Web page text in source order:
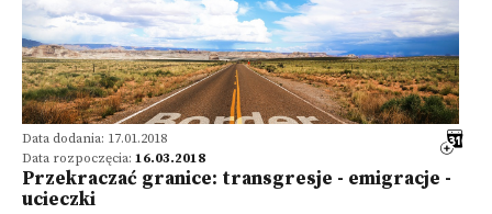
Data dodania: 17.01.2018
Data rozpoczęcia: 16.03.2018
Przekraczać granice: transgresje - emigracje -
ucieczki